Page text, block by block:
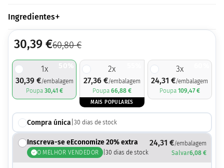
Ingredientes
30,39 €60,80€
1x
30,39 €/embalagem
Poupa 30,41 €
2x
27,36 €/embalagem
Poupa 66,88 €
MAIS POPULARES
3x
24,31€/embalagem
Poupa 109,47€
Compra única 30 dias de stock
Inscreva-se eEconomize 20% extra
O MELHOR VENDEDOR | 30 dias de stock
24,31 €/embalagem
Salvar6,08 €